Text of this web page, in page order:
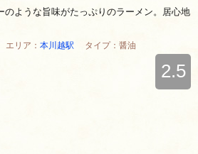
ような旨味がたっぷりのラーメン。居心地
リア： 本川越駅 タイプ：醤油
2.5